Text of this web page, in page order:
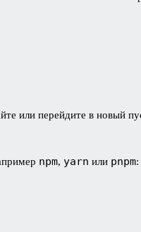
или перейдите в новый
npm, yarn или pnpm: